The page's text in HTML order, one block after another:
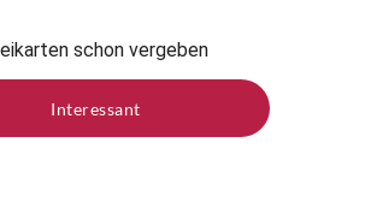
schon vergeben
Interessant